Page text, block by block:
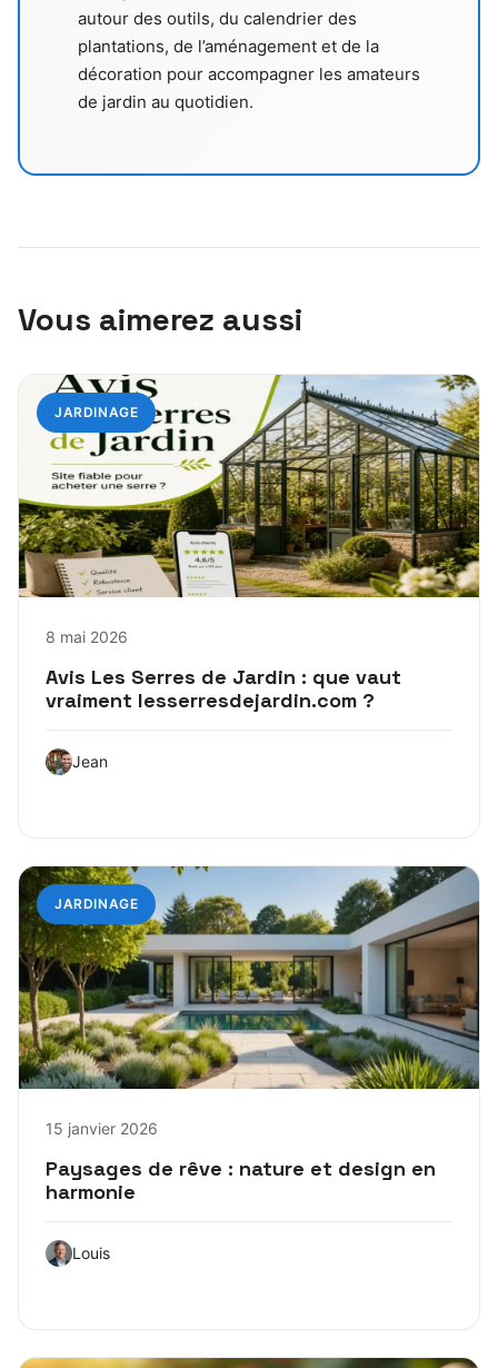
autour des outils, du calendrier des
plantations, de l’aménagement et de la
décoration pour accompagner les amateurs
de jardin au quotidien.
Vous aimerez aussi
JARDINAGE
8 mai 2026
Avis Les Serres de Jardin : que vaut
vraiment lesserresdejardin.com ?
Jean
JARDINAGE
15 janvier 2026
Paysages de rêve : nature et design en
harmonie
Louis